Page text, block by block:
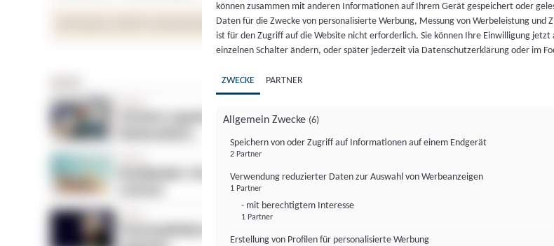
können zusammen mit anderen Informationen auf Ihrem Gerät gespeichert oder
Daten für die Zwecke von personalisierte Werbung, Messung von Werbeleistung und
ist für den Zugriff auf die Website nicht erforderlich. Sie können Ihre Einwilligung jetzt
einzelnen Schalter ändern, oder später jederzeit via Datenschutzerklärung oder im
ZWECKE PARTNER
Allgemein Zwecke (6)
Speichern von oder Zugriff auf Informationen auf einem Endgerät
2 Partner
Verwendung reduzierter Daten zur Auswahl von Werbeanzeigen
1 Partner
- mit berechtigtem Interesse
1 Partner
Erstellung von Profilen für personalisierte Werbung